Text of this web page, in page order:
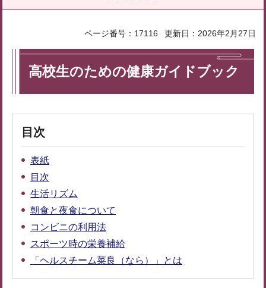
ページ番号：17116 更新日：2026年2月27日
高校生のための健康ガイドブック
目次
表紙
目次
生活リズム
朝食と夜食について
コンビニの利用法
スポーツ時の栄養補給
「ヘルスチーム菜良（なら）」とは